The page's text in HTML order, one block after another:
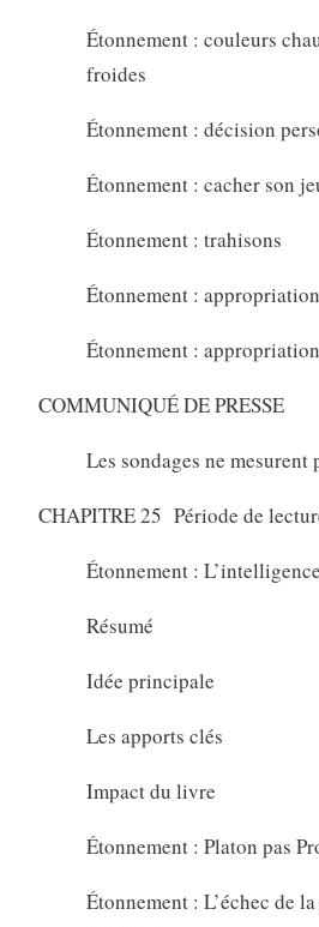
Étonnement : couleurs
froides
Étonnement : décision
Étonnement : cacher son
Étonnement : trahisons
Étonnement :
Étonnement :
COMMUNIQUÉ DE PRESSE
Les sondages ne mesurent
CHAPITRE 25 Période de
Étonnement :
Résumé
Idée principale
Les apports clés
Impact du livre
Étonnement : Platon pas
Étonnement : L’échec de